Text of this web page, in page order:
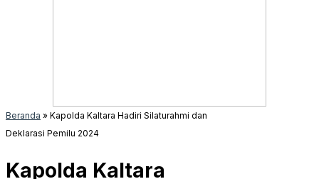
Beranda » Kapolda Kaltara Hadiri Silaturahmi dan
Deklarasi Pemilu 2024
Kapolda Kaltara